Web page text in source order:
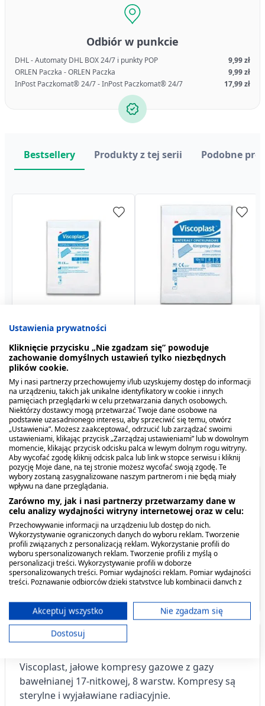
Odbiór w punkcie
DHL - Automaty DHL BOX 24/7 i punkty POP
9,99 zł
ORLEN Paczka - ORLEN Paczka
9,99 zł
InPost Paczkomat® 24/7 - InPost Paczkomat® 24/7
17,99 zł
kompresy gazowe z gazy
8 warstw, 5 cm x 5 cm, 3
szt.
0,79 zł
8 warstw, 10 cm x 10 cm,
3 szt.
1,69 zł
Bestsellery Produkty z tej serii Podobne
plastry okulistyczne, 82
mm x 57 mm, 10 szt.
26,69 zł
opatrunkowa bawełniana,
17 nitkowa, 1/2 m2, 1 szt.
kompresy gazowe z gazy
8 warstw, 10 cm x 10 cm,
3 szt.
1,69 zł
8 warstw, 5 cm x 5 cm, 3
szt.
0,79 zł
Sensitive, maść do skóry
24,59 zł 115,39 zł
Spis treści
Opis produktu
Kiedy stosować produkt?
Przechowywanie produktu
Opis produktu
Viscoplast, jałowe kompresy gazowe z gazy
bawełnianej 17-nitkowej, 8 warstw. Kompresy są
sterylne i wyjaławiane radiacyjnie.
Ustawienia prywatności
Kliknięcie przycisku „Nie zgadzam się” powoduje
zachowanie domyślnych ustawień tylko niezbędnych
plików cookie.
My i nasi partnerzy przechowujemy i/lub uzyskujemy dostęp do informacji
na urządzeniu, takich jak unikalne identyfikatory w cookie i innych
pamięciach przeglądarki w celu przetwarzania danych osobowych.
Niektórzy dostawcy mogą przetwarzać Twoje dane osobowe na
podstawie uzasadnionego interesu, aby sprzeciwić się temu, otwórz
„Ustawienia”. Możesz zaakceptować, odrzucić lub zarządzać swoimi
ustawieniami, klikając przycisk „Zarządzaj ustawieniami” lub w dowolnym
momencie, klikając przycisk odcisku palca w lewym dolnym rogu witryny.
Aby wycofać zgodę kliknij odcisk palca lub link w stopce serwisu i kliknij
pozycję Moje dane, na tej stronie możesz wycofać swoją zgodę. Te
wybory zostaną zasygnalizowane naszym partnerom i nie będą miały
wpływu na dane przeglądania.
Zarówno my, jak i nasi partnerzy przetwarzamy dane w
celu analizy wydajności witryny internetowej oraz w celu:
Przechowywanie informacji na urządzeniu lub dostęp do nich.
Wykorzystywanie ograniczonych danych do wyboru reklam. Tworzenie
profili związanych z personalizacją reklam. Wykorzystanie profili do
wyboru spersonalizowanych reklam. Tworzenie profili z myślą o
personalizacji treści. Wykorzystywanie profili w doborze
spersonalizowanych treści. Pomiar wydajności reklam. Pomiar wydajności
treści. Poznawanie odbiorców dzięki statystyce lub kombinacji danych z
ograniczonych danych do wyboru treści.
Dane mogą być udostępniane poza Unię Europejską i wysyłane do USA.
Twoja zgoda i polityka cookie dotyczą wyłącznie tej witryny/aplikacji.
Wyświetl listę partnerów (11 dostawców IAB)
Cele przetwarzania IAB:
Przechowywanie informacji na urządzeniu
lub dostęp do nich
Akceptuj wszystko
Nie zgadzam się
Dostosuj